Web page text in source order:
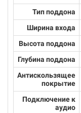
Тип поддона
Ширина входа
Высота поддона
Глубина поддона
Антискользящее
покрытие
Подключение к
аудио